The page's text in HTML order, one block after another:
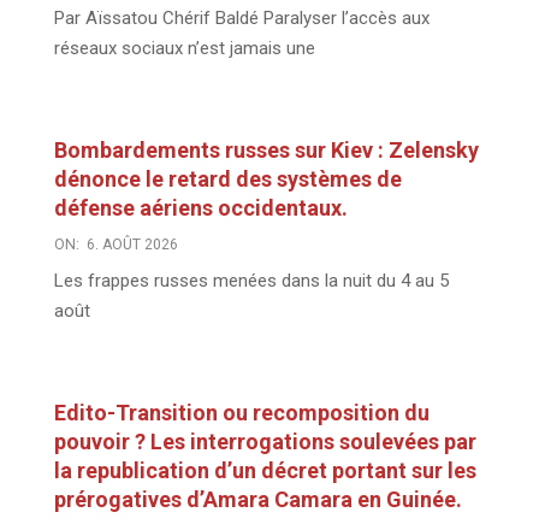
Par Aïssatou Chérif Baldé Paralyser l’accès aux
réseaux sociaux n’est jamais une
Bombardements russes sur Kiev : Zelensky
dénonce le retard des systèmes de
défense aériens occidentaux.
ON: 6. AOÛT 2026
Les frappes russes menées dans la nuit du 4 au 5
août
Edito-Transition ou recomposition du
pouvoir ? Les interrogations soulevées par
la republication d’un décret portant sur les
prérogatives d’Amara Camara en Guinée.